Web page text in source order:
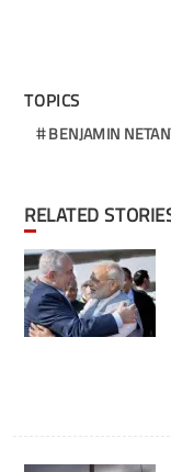
TOPICS
BENJAMIN
RELATED